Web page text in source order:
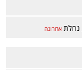
נחלת אחרונה